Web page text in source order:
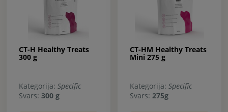
CT-H Healthy Treats
300 g
Kategorija: Specific
Svars: 300 g
CT-HM Healthy Treats
Mini 275 g
Kategorija: Specific
Svars: 275g